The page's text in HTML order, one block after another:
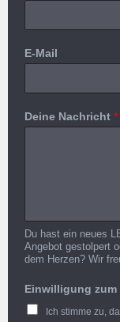
E-Mail
Deine Nachricht *
Du hast ein neues
Angebot gestolpert
dem Herzen? Wir
Einwilligung zum
Ich stimme zu,